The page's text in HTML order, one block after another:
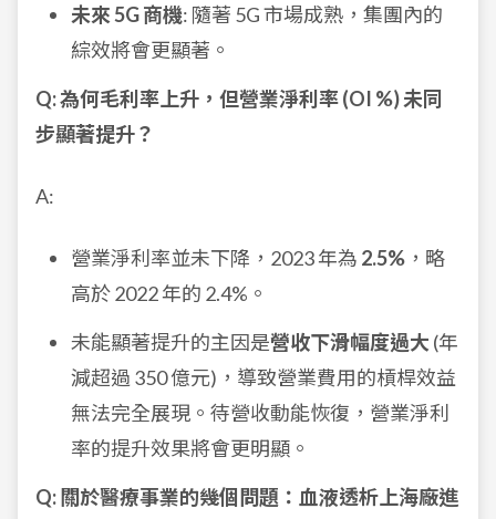
未來 5G 商機: 隨著 5G 市場成熟，集團內的
綜效將會更顯著。
Q: 為何毛利率上升，但營業淨利率 (OI %) 未同
步顯著提升？
A:
營業淨利率並未下降，2023 年為 2.5% ，略
高於 2022 年的 2.4%。
未能顯著提升的主因是營收下滑幅度過大 (年
減超過 350 億元)，導致營業費用的槓桿效益
無法完全展現。待營收動能恢復，營業淨利
率的提升效果將會更明顯。
Q: 關於醫療事業的幾個問題：血液透析上海廠進